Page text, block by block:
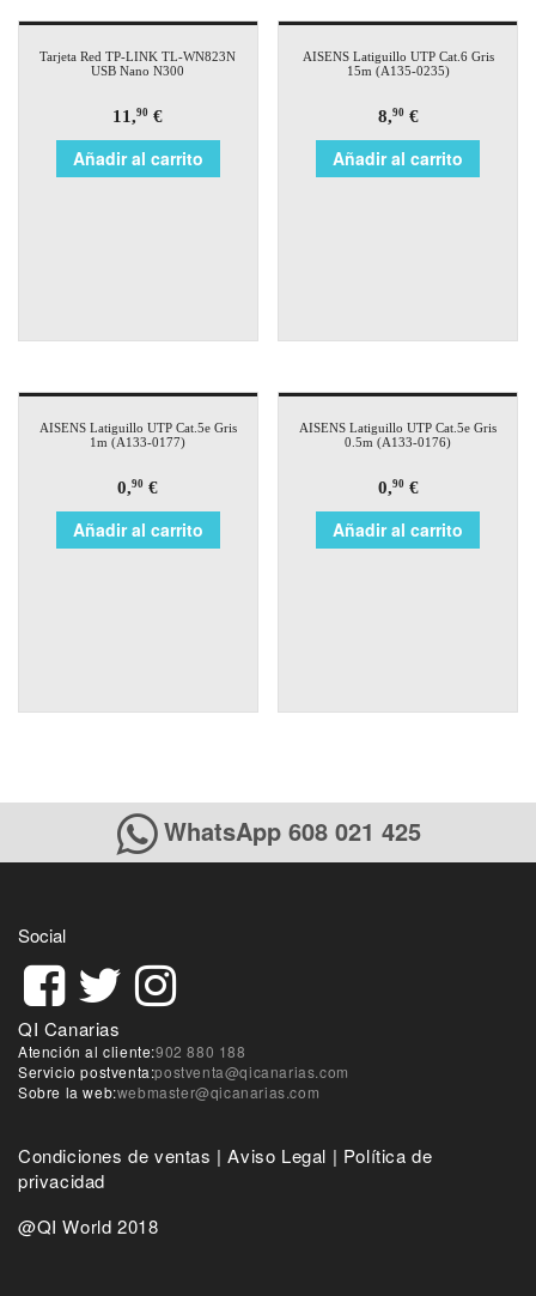
Tarjeta Red TP-LINK TL-WN823N
USB Nano N300
11,90 €
Añadir al carrito
AISENS Latiguillo UTP Cat.6 Gris
15m (A135-0235)
8,90€
Añadir al carrito
AISENS Latiguillo UTP Cat.5e Gris
1m (A133-0177)
0,90 €
Añadir al carrito
AISENS Latiguillo UTP Cat.5e Gris
0.5m (A133-0176)
0,90€
Añadir al carrito
WhatsApp 608 021 425
Social
QI Canarias
Atención al cliente:902 880 188
Servicio postventa:postventa@qicanarias.com
Sobre la web:webmaster@qicanarias.com
Condiciones de ventas |Aviso Legal | Política de
privacidad
@QI World 2018